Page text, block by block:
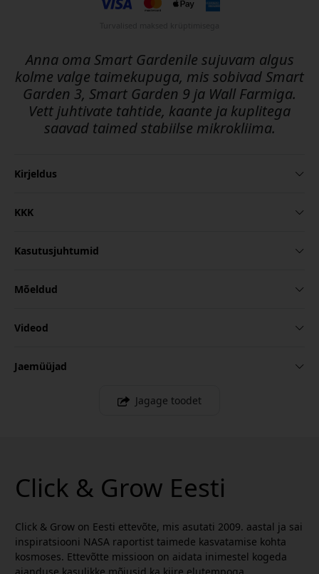
Anna oma Smart Gardenile sujuvam algus
kolme valge taimekupuga, mis sobivad Smart
Garden 3, Smart Garden 9 ja Wall Farmiga.
Vett juhtivate tahtide, kaante ja kuplitega
saavad taimed stabiilse mikrokliima.
Kirjeldus
KKK
Kasutusjuhtumid
Mõeldud
Videod
Jaemüüjad
Jagage toodet
Click & Grow Eesti
Click & Grow on Eesti ettevõte, mis asutati 2009. aastal ja sai
inspiratsiooni NASA raportist taimede kasvatamise kohta
kosmoses. Ettevõtte missioon on aidata inimestel kogeda